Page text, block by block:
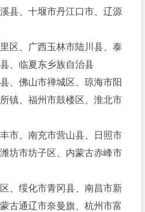
县、十堰市丹江口市、辽源
区、广西玉林市陆川县、泰
、临夏东乡族自治县
、佛山市禅城区、琼海市阳
镇、福州市鼓楼区、淮北市
市、南充市营山县、日照市
坊市坊子区、内蒙古赤峰市
、绥化市青冈县、南昌市新
古通辽市奈曼旗、杭州市富